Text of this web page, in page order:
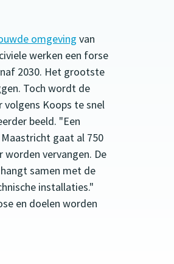
omgeving van
werken een forse
2030. Het grootste
Toch wordt de
Koops te snel
beeld. "Een
gaat al 750
worden vervangen. De
samen met de
installaties."
en doelen worden